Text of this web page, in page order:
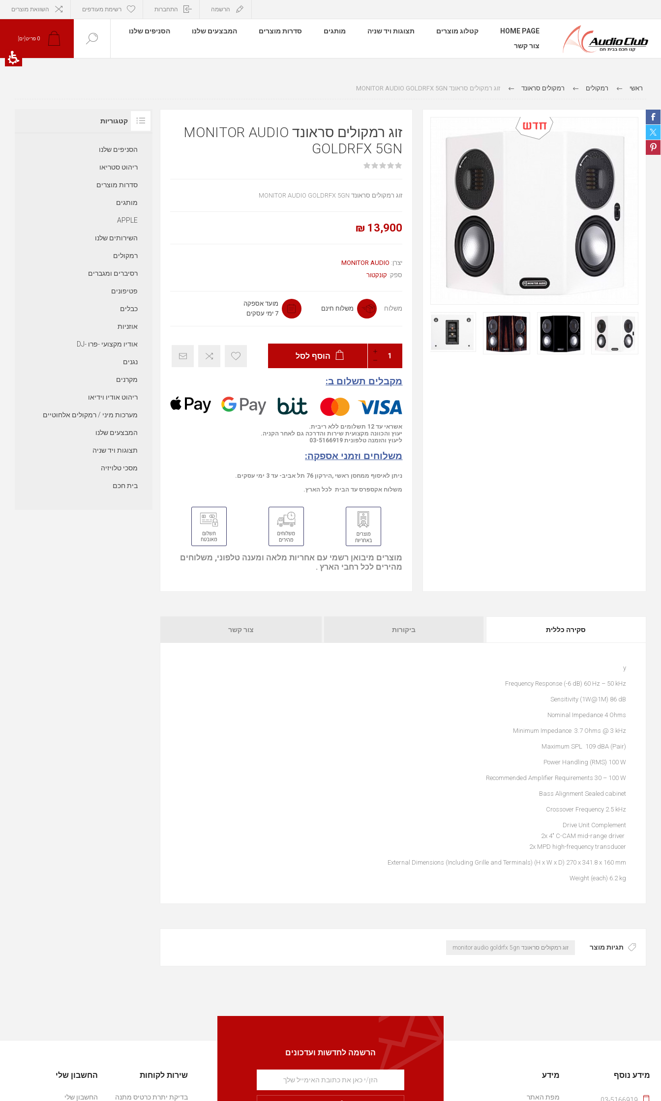
הרשמה התחברות רשימת מעודפים השוואת מוצרים
HOME PAGE קטלוג מוצרים תצוגות ויד שניה מותגים סדרות מוצרים המבצעים שלנו
הסניפים שלנו
צור קשר
0 פריט[ים]
ראשי רמקולים רמקולים סראונד זוג רמקולים סראונד MONITOR AUDIO GOLDRFX 5GN
זוג רמקולים סראונד MONITOR AUDIO
GOLDRFX 5GN
זוג רמקולים סראונד MONITOR AUDIO GOLDRFX 5GN
13,900 ₪
יצרן: MONITOR AUDIO
ספק: קונקטור
משלוח משלוח חינם
מועד אספקה
7 ימי עסקים
הוסף לסל
מקבלים תשלום ב:
אשראי עד 12 תשלומים ללא ריבית.
יעוץ והכוונה מקצועית שירות והדרכה גם לאחר הקניה.
ליעוץ והזמנה טלפונית 03-5166919
משלוחים וזמני אספקה:
ניתן לאיסוף ממחסן ראשי ,הירקון 76 תל אביב- עד 3 ימי עסקים.
משלוח אקספרס עד הבית לכל הארץ.
מוצרים מיבואן רשמי עם אחריות מלאה ומענה טלפוני, משלוחים
מהירים לכל רחבי הארץ .
סקירה כללית ביקורות צור קשר
y
Frequency Response (-6 dB) 60 Hz – 50 kHz
Sensitivity (1W@1M) 86 dB
Nominal Impedance 4 Ohms
Minimum Impedance 3.7 Ohms @ 3 kHz
(Maximum SPL 109 dBA (Pair
Power Handling (RMS) 100 W
Recommended Amplifier Requirements 30 – 100 W
Bass Alignment Sealed cabinet
Crossover Frequency 2.5 kHz
Drive Unit Complement
2x MPD high-frequency transducer
External Dimensions (Including Grille and Terminals) (H x W x D) 270 x 341.8 x 160 mm
Weight (each) 6.2 kg
תגיות מוצר זוג רמקולים סראונד monitor audio goldrfx 5gn
קטגוריות
הסניפים שלנו
ריהוט סטריאו
סדרות מוצרים
מותגים
APPLE
השירותים שלנו
רמקולים
רסיברים ומגברים
פטיפונים
כבלים
אוזניות
אודיו מקצועי -פרו -DJ
נגנים
מקרנים
ריהוט אודיו וידיאו
מערכות מיני / רמקולים אלחוטיים
המבצעים שלנו
תצוגות ויד שניה
מסכי טלויזיה
בית חכם
הרשמה לחדשות ועדכונים
מידע נוסף מידע
מפת האתר
שירות לקוחות
בדיקת יתרת כרטיס מתנה
החשבון שלי
החשבון שלי